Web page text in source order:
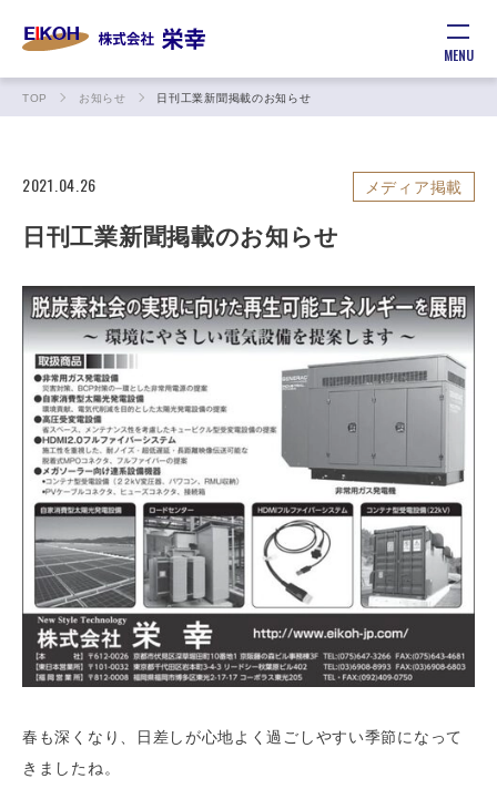
MENU
TOP お知らせ 日刊工業新聞掲載のお知らせ
2021.04.26 メディア掲載
日刊工業新聞掲載のお知らせ
春も深くなり、日差しが心地よく過ごしやすい季節になって
きましたね。